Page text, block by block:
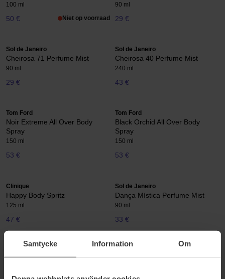
Samtycke Information Om
100 ml
50 € Niet op voorraad
90 ml
29 €
Sol de Janeiro
Cheirosa 71 Perfume Mist
90 ml
29 €
Sol de Janeiro
Cheirosa 40 Perfume Mist
240 ml
43 €
Tom Ford
Noir Extreme All Over Body
Spray
150 ml
53 €
Tom Ford
Black Orchid All Over Body
Spray
150 ml
53 €
Clinique
Happy Body Spritz
125 ml
47 €
Sol de Janeiro
Dança Mística Perfume Mist
90 ml
33 €
Eau Des Jardins Cheirosa 76 Perfume Mist